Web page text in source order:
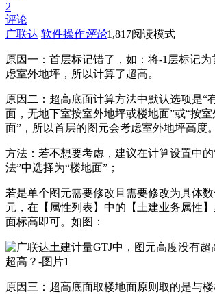
2
评论
广联达 软件操作评论1,817阅读模式
原因一：首层标记错了，如：将-1层标记
虑室外地坪，所以计算了超高。
原因二：超高底面计算方法中默认选项是“
面，无地下室按室外地坪或楼地面”或“按
面”，所以首层的图元会考虑室外地坪高度。
方法：若不想要考虑，建议在计算设置中
法”中选择为“楼地面”；
若是单个图元需要修改且需要修改为具体
元，在【属性列表】中的【土建业务属性
面标高即可。如图：
原因三：超高底面取楼地面原则取的是与